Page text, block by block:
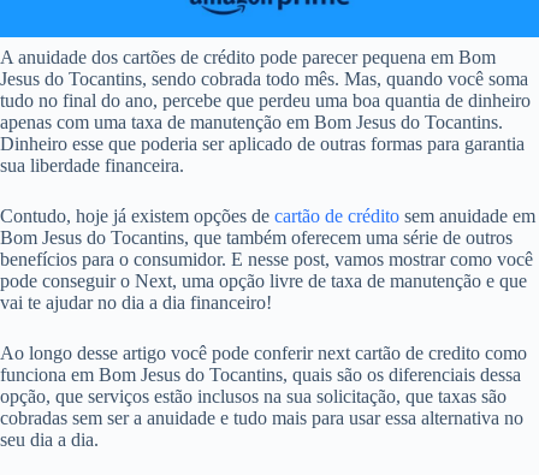
A anuidade dos cartões de crédito pode parecer pequena em Bom
Jesus do Tocantins, sendo cobrada todo mês. Mas, quando você soma
tudo no final do ano, percebe que perdeu uma boa quantia de dinheiro
apenas com uma taxa de manutenção em Bom Jesus do Tocantins.
Dinheiro esse que poderia ser aplicado de outras formas para garantia
sua liberdade financeira.
Contudo, hoje já existem opções de cartão de crédito sem anuidade em
Bom Jesus do Tocantins, que também oferecem uma série de outros
benefícios para o consumidor. E nesse post, vamos mostrar como você
pode conseguir o Next, uma opção livre de taxa de manutenção e que
vai te ajudar no dia a dia financeiro!
Ao longo desse artigo você pode conferir next cartão de credito como
funciona em Bom Jesus do Tocantins, quais são os diferenciais dessa
opção, que serviços estão inclusos na sua solicitação, que taxas são
cobradas sem ser a anuidade e tudo mais para usar essa alternativa no
seu dia a dia.